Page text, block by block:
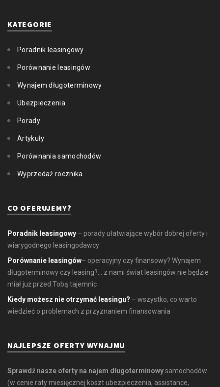
KATEGORIE
Poradnik leasingowy
Porównanie leasingów
Wynajem długoterminowy
Ubezpieczenia
Porady
Artykuły
Porównania samochodów
Wyprzedaż rocznika
CO OFERUJEMY?
Poradnik leasingowy – porady ułatwiające wybór dobrej oferty i
wiarygodnego leasingodawcy
Porównanie leasingów– operacyjny czy finansowy? Wynajem
długoterminowy czy leasing?... z nami świat leasingów nie będzie
miał już przed Tobą tajemnic
Kiedy możesz nie otrzymać leasingu? – wszystko, co warto
wiedzieć o problemach z przyznaniem finansowania
NAJLEPSZE OFERTY WYNAJMU
Sprawdź nasze oferty na najem długoterminowysamochodów
(w cenie raty miesięcznej koszt ubezpieczenia, assistance,